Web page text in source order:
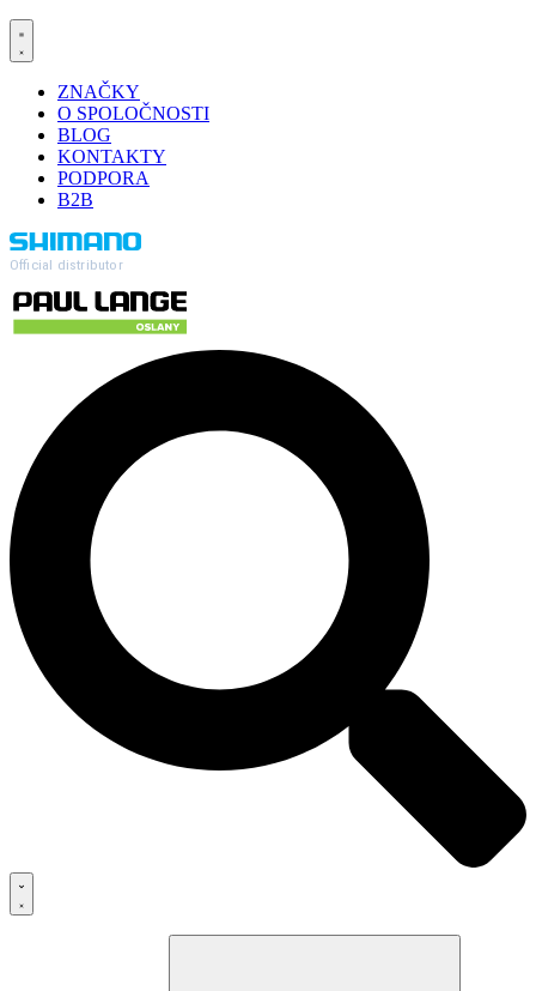
ZNAČKY
O SPOLOČNOSTI
BLOG
KONTAKTY
PODPORA
B2B
Official distributor